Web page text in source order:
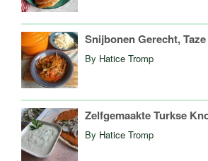
Snijbonen Gerecht,
By Hatice Tromp
Zelfgemaakte Turkse
By Hatice Tromp